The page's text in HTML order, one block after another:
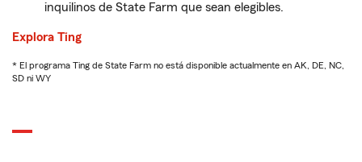
inquilinos de State Farm que sean elegibles.
Explora Ting
* El programa Ting de State Farm no está disponible actualmente en AK, DE, NC,
SD ni WY